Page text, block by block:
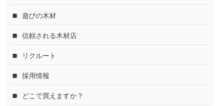
遊びの木材
信頼される木材店
リクルート
採用情報
どこで買えますか？